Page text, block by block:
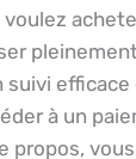
suivi
à un
propos,